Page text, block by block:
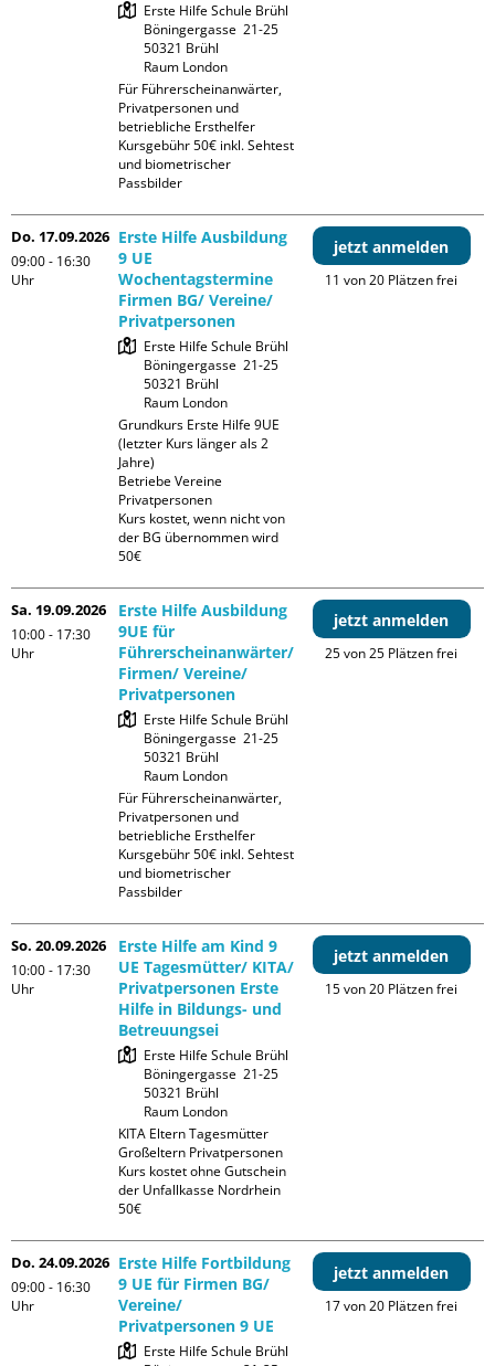
Erste Hilfe Schule Brühl
Böningergasse  21-25
50321 Brühl
Raum London
Für Führerscheinanwärter,
Privatpersonen und
betriebliche Ersthelfer
Kursgebühr 50€ inkl. Sehtest
und biometrischer
Passbilder
Do. 17.09.2026
09:00 - 16:30
Uhr
Erste Hilfe Ausbildung
9 UE
Wochentagstermine
Firmen BG/ Vereine/
Privatpersonen
Erste Hilfe Schule Brühl
Böningergasse  21-25
50321 Brühl
Raum London
Grundkurs Erste Hilfe 9UE
(letzter Kurs länger als 2
Jahre)
Betriebe Vereine
Privatpersonen
Kurs kostet, wenn nicht von
der BG übernommen wird
50€
jetzt anmelden
11 von 20 Plätzen frei
Sa. 19.09.2026
10:00 - 17:30
Uhr
Erste Hilfe Ausbildung
9UE für
Führerscheinanwärter/
Firmen/ Vereine/
Privatpersonen
Erste Hilfe Schule Brühl
Böningergasse  21-25
50321 Brühl
Raum London
Für Führerscheinanwärter,
Privatpersonen und
betriebliche Ersthelfer
Kursgebühr 50€ inkl. Sehtest
und biometrischer
Passbilder
jetzt anmelden
25 von 25 Plätzen frei
So. 20.09.2026
10:00 - 17:30
Uhr
Erste Hilfe am Kind 9
UE Tagesmütter/ KITA/
Privatpersonen Erste
Hilfe in Bildungs- und
Betreuungsei
Erste Hilfe Schule Brühl
Böningergasse  21-25
50321 Brühl
Raum London
KITA Eltern Tagesmütter
Großeltern Privatpersonen
Kurs kostet ohne Gutschein
der Unfallkasse Nordrhein
50€
jetzt anmelden
15 von 20 Plätzen frei
Do. 24.09.2026
09:00 - 16:30
Uhr
Erste Hilfe Fortbildung
9 UE für Firmen BG/
Vereine/
Privatpersonen 9 UE
Erste Hilfe Schule Brühl
jetzt anmelden
17 von 20 Plätzen frei